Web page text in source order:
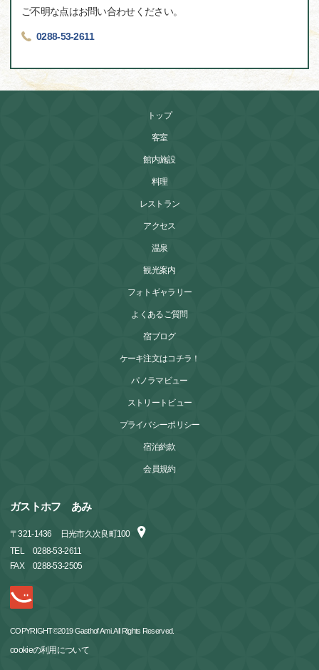
ご不明な点はお問い合わせください。
0288-53-2611
トップ
客室
館内施設
料理
レストラン
アクセス
温泉
観光案内
フォトギャラリー
よくあるご質問
宿ブログ
ケーキ注文はコチラ！
パノラマビュー
ストリートビュー
プライバシーポリシー
宿泊約款
会員規約
ガストホフ あみ
〒321-1436
日光市久次良町100
TEL
0288-53-2611
FAX
0288-53-2505
COPYRIGHT©2019 Gasthof Ami. All Rights Reserved.
cookieの利用について